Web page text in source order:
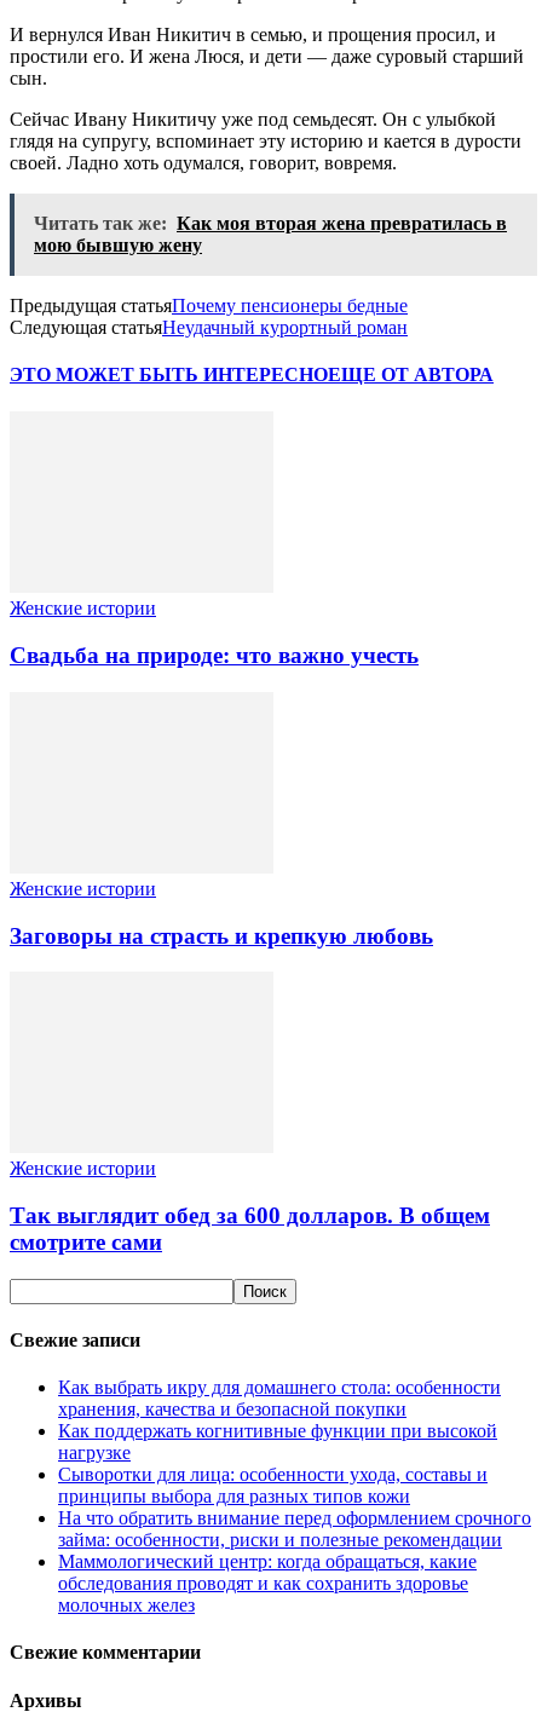
И вернулся Иван Никитич в семью, и прощения просил, и
простили его. И жена Люся, и дети — даже суровый старший
сын.
Сейчас Ивану Никитичу уже под семьдесят. Он с улыбкой
глядя на супругу, вспоминает эту историю и кается в дурости
своей. Ладно хоть одумался, говорит, вовремя.
Читать так же: Как моя вторая жена превратилась в
мою бывшую жену
Предыдущая статьяПочему пенсионеры бедные
Следующая статьяНеудачный курортный роман
ЭТО МОЖЕТ БЫТЬ ИНТЕРЕСНОЕЩЕ ОТ АВТОРА
Женские истории
Свадьба на природе: что важно учесть
Женские истории
Заговоры на страсть и крепкую любовь
Женские истории
Так выглядит обед за 600 долларов. В общем
смотрите сами
Свежие записи
Как выбрать икру для домашнего стола: особенности
хранения, качества и безопасной покупки
Как поддержать когнитивные функции при высокой
нагрузке
Сыворотки для лица: особенности ухода, составы и
принципы выбора для разных типов кожи
На что обратить внимание перед оформлением срочного
займа: особенности, риски и полезные рекомендации
Маммологический центр: когда обращаться, какие
обследования проводят и как сохранить здоровье
молочных желез
Свежие комментарии
Архивы